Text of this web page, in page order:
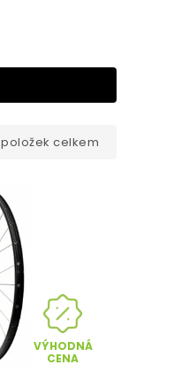
položek celkem
VÝHODNÁ
CENA